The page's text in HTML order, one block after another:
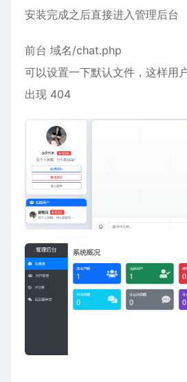
安装完成之后直接进入管理后台
前台 域名/chat.php
可以设置一下默认文件，这样用
出现 404